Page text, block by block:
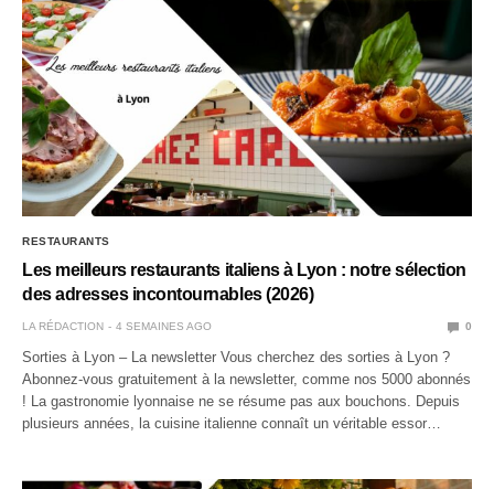
RESTAURANTS
Les meilleurs restaurants italiens à Lyon : notre sélection
des adresses incontournables (2026)
LA RÉDACTION 4 SEMAINES AGO 0
Sorties à Lyon – La newsletter Vous cherchez des sorties à Lyon ?
Abonnez-vous gratuitement à la newsletter, comme nos 5000 abonnés
! La gastronomie lyonnaise ne se résume pas aux bouchons. Depuis
plusieurs années, la cuisine italienne connaît un véritable essor…